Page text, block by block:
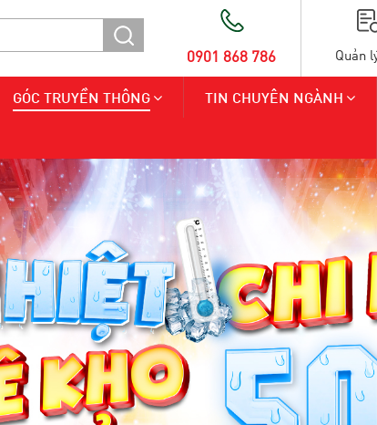
Quản
0901 868 786
GÓC TRUYỀN THÔNG TIN CHUYÊN NGÀNH